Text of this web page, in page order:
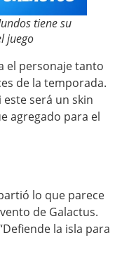
tiene su
juego
el personaje tanto
de la temporada.
será un skin
agregado para el
lo que parece
de Galactus.
la isla para